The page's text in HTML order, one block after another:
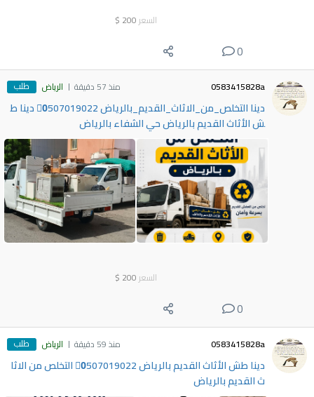
السعر 200
$
0
0583415828a منذ 57 دقيقة الرياض طلب
دينا التخلص_من_الاثاث_القديم_بالرياض 0َ507019022 دينا ط
ش الأثاث القديم بالرياض حي الشفاء بالرياض
السعر 200
$
0
0583415828a منذ 59 دقيقة الرياض طلب
دينا طش الأثاث القديم بالرياض 0َ507019022 التخلص من الاثا
ث القديم بالرياض